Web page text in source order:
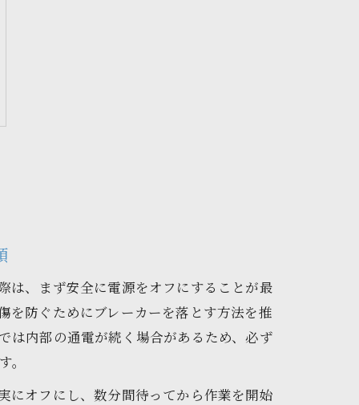
は、まず安全に電源をオフにすることが最
を防ぐためにブレーカーを落とす方法を推
は内部の通電が続く場合があるため、必ず
にオフにし、数分間待ってから作業を開始